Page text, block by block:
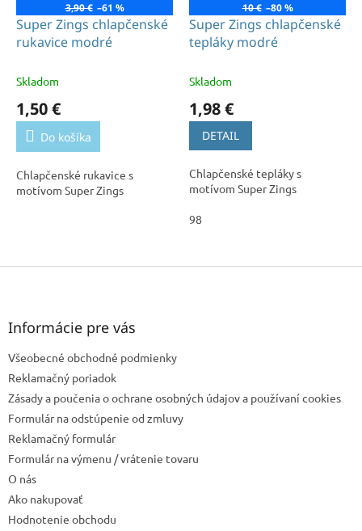
3,90 € –61 %
Super Zings chlapčenské
rukavice modré
Skladom
1,50 €
Do košíka
Chlapčenské rukavice s
motívom Super Zings
10 € –80 %
Super Zings chlapčenské
tepláky modré
Skladom
1,98 €
DETAIL
Chlapčenské tepláky s
motívom Super Zings
98
Z
Informácie pre vás
Všeobecné obchodné podmienky
Reklamačný poriadok
Zásady a poučenia o ochrane osobných údajov a používaní cookies
Formulár na odstúpenie od zmluvy
Reklamačný formulár
Formulár na výmenu / vrátenie tovaru
O nás
Ako nakupovať
Hodnotenie obchodu